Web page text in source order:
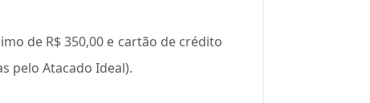
de R$ 350,00 e cartão de crédito
pelo Atacado Ideal).